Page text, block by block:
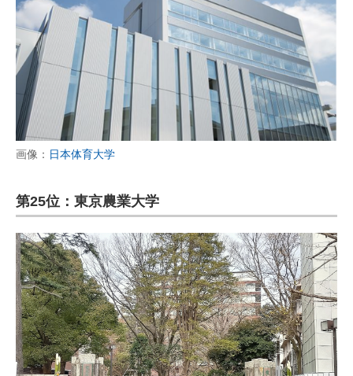
画像： 日本体育大学
第25位：東京農業大学